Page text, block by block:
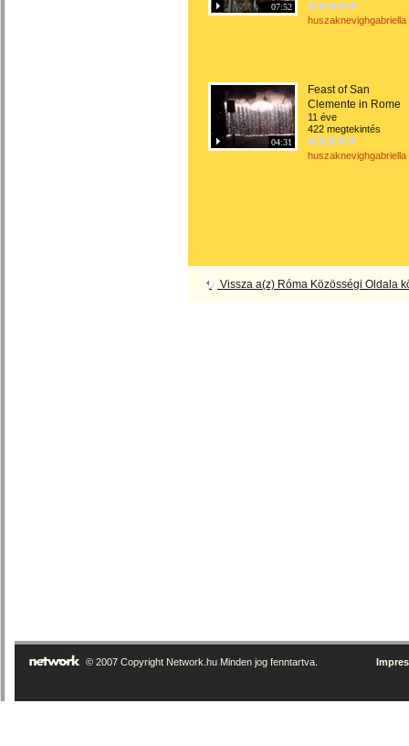
07:52
huszaknevighgabriella
04:31
Feast of San
Clemente in Rome
11 éve
422 megtekintés
huszaknevighgabriella
Vissza a(z) Róma Közösségi Oldala
© 2007 Copyright Network.hu Minden jog fenntartva.